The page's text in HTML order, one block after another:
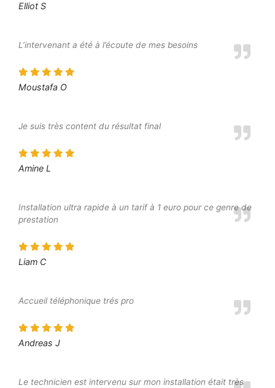
Elliot S
L’intervenant a été à l’écoute de mes besoins
Moustafa O
Je suis très content du résultat final
Amine L
Installation ultra rapide à un tarif à 1 euro pour ce genre de
prestation
Liam C
Accueil téléphonique trés pro
Andreas J
Le technicien est intervenu sur mon installation était très